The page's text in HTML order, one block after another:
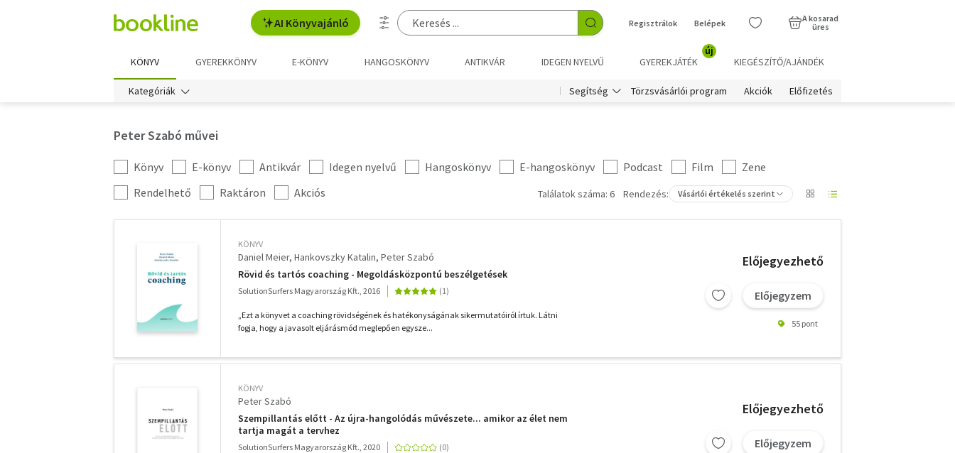
AI Könyvajánló Regisztrálok Belépek
A kosarad
üres
KÖNYV GYEREKKÖNYV E-KÖNYV HANGOSKÖNYV ANTIKVÁR IDEGEN NYELVŰ GYEREKJÁTÉK
új
KIEGÉSZÍTŐ/AJÁNDÉK
Kategóriák Segítség Törzsvásárlói program Akciók Előfizetés
Peter Szabó művei
Kategória
szűrés
Könyv E-könyv Antikvár Idegen nyelvű Hangoskönyv E-hangoskönyv Podcast Film
Zene
További
szűrők
Rendelhető Raktáron Akciós Találatok száma: 6 Rendezés: Vásárlói értékelés szerint
KÖNYV
Daniel Meier Hankovszky Katalin Peter Szabó
Rövid és tartós coaching - Megoldásközpontú beszélgetések
SolutionSurfers Magyarország Kft., 2016
„Ezt a könyvet a coaching rövidségének és hatékonyságának sikermutatóiról írtuk. Látni
fogja, hogy a javasolt eljárásmód meglepően egysze...
Előjegyezhető
Előjegyzem
55 pont
KÖNYV
Peter Szabó
Szempillantás előtt - Az újra-hangolódás művészete... amikor az élet nem
tartja magát a tervhez
SolutionSurfers Magyarország Kft., 2020
Előjegyezhető
Előjegyzem